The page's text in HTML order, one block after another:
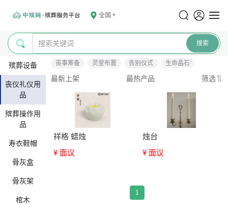
全国
殡葬设备
丧仪礼仪用
品
殡葬操作用
品
寿衣鞋帽
骨灰盒
骨灰架
棺木
丧事筹备 灵堂布置 告别仪式 生命晶石
最新上架 最热产品 筛选
祥格 蜡烛
¥ 面议
烛台
¥ 面议
1